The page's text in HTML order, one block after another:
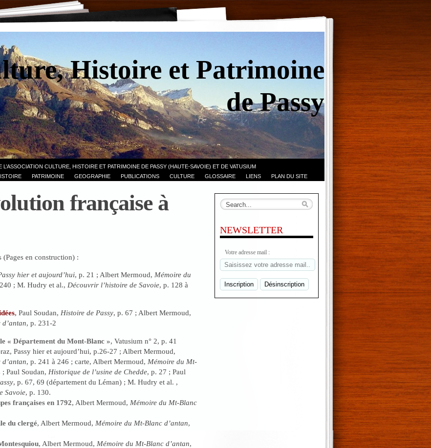
Histoire et Patrimoine
de Passy
L’ASSOCIATION CULTURE, HISTOIRE ET PATRIMOINE DE PASSY (HAUTE-SAVOIE) ET DE VATUSIUM
PATRIMOINE GEOGRAPHIE PUBLICATIONS CULTURE GLOSSAIRE LIENS PLAN DU SITE
française à
(Pages en construction) :
hier et aujourd’hui, p. 21 ; Albert Mermoud, Mémoire du
; M. Hudry et al., Découvrir l’histoire de Savoie, p. 128 à
, Paul Soudan, Histoire de Passy, p. 67 ; Albert Mermoud,
, p. 231-2
« Département du Mont-Blanc », Vatusium n° 2, p. 41
Passy hier et aujourd’hui, p.26-27 ; Albert Mermoud,
, p. 241 à 246 ; carte, Albert Mermoud, Mémoire du Mt-
; Paul Soudan, Historique de l’usine de Chedde, p. 27 ; Paul
, p. 67, 69 (département du Léman) ; M. Hudry et al. ,
Savoie, p. 130.
françaises en 1792, Albert Mermoud, Mémoire du Mt-Blanc
du clergé, Albert Mermoud, Mémoire du Mt-Blanc d’antan,
, Albert Mermoud, Mémoire du Mt-Blanc d’antan,
NEWSLETTER
Votre adresse mail :